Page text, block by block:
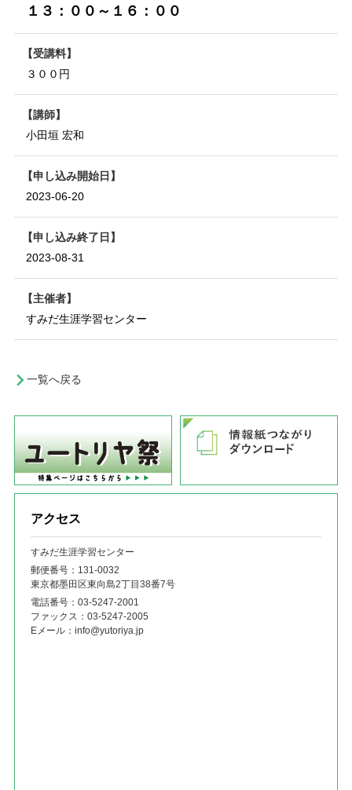
１３：００～１６：００
受講料
３００円
講師
小田垣 宏和
申し込み開始日
2023-06-20
申し込み終了日
2023-08-31
主催者
すみだ生涯学習センター
一覧へ戻る
アクセス
すみだ生涯学習センター
郵便番号：131‐0032
東京都墨田区東向島2丁目38番7号
電話番号： 03-5247-2001
ファックス： 03-5247-2005
Eメール： info@yutoriya.jp